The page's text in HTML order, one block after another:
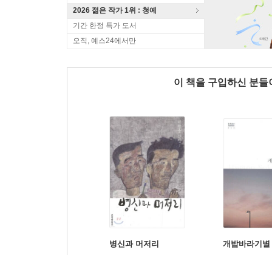
2026 젊은 작가 1위 : 청예
기간 한정 특가 도서
오직, 예스24에서만
이 책을 구입하신 분
병신과 머저리 개밥바라기별